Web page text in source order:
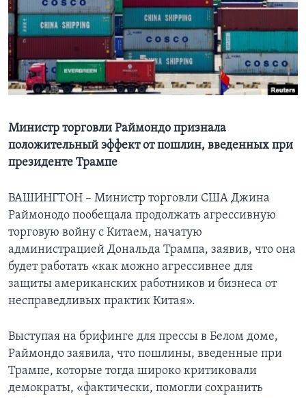
Learning English
СОЦИАЛЬНЫЕ СЕТИ
Языки
Министр торговли Раймондо признала
положительный эффект от пошлин, введенных при
президенте Трампе
ВАШИНГТОН – Министр торговли США Джина
Раймонодо пообещала продолжать агрессивную
торговую войну с Китаем, начатую
администрацией Дональда Трампа, заявив, что она
будет работать «как можно агрессивнее для
защиты американских работников и бизнеса от
несправедливых практик Китая».
Выступая на брифинге для прессы в Белом доме,
Раймондо заявила, что пошлины, введенные при
Трампе, которые тогда широко критиковали
демократы, «фактически, помогли сохранить